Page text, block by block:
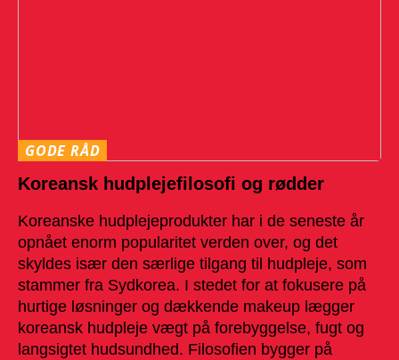
GODE RÅD
Koreansk hudplejefilosofi og rødder
Koreanske hudplejeprodukter har i de seneste år
opnået enorm popularitet verden over, og det
skyldes især den særlige tilgang til hudpleje, som
stammer fra Sydkorea. I stedet for at fokusere på
hurtige løsninger og dækkende makeup lægger
koreansk hudpleje vægt på forebyggelse, fugt og
langsigtet hudsundhed. Filosofien bygger på